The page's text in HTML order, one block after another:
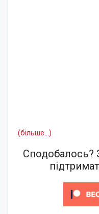
(більше…)
Сподобалось?